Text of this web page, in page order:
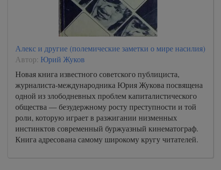
Алекс и другие (полемические заметки о мире насилия)
Автор: Юрий Жуков
Новая книга известного советского публициста,
журналиста-международника Юрия Жукова посвящена
одной из злободневных проблем капиталистического
общества — безудержному росту преступности и той
роли, которую играет в разжигании низменных
инстинктов современный буржуазный кинематограф.
Книга адресована самому широкому кругу читателей.